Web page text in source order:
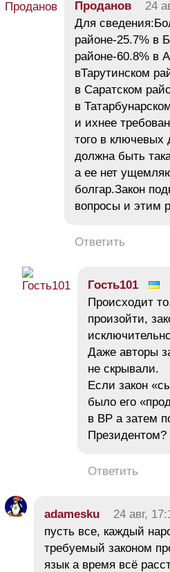
Проданов 24
Для
районе-25.7% в
районе-60.8% в
вТарутинском
в Саратском
в
и ихнее
того в ключевых
должна быть
а ее нет
болгар.Закон
вопросы и этим
Ответить
Гость101
Происходит
произойти,
Даже авторы
не скрывали.
Если закон
было его
в ВР а затем
Президентом?
Ответить
adamesku 24 авг,
пусть все, каждый
требуемый законом
язык а время всё